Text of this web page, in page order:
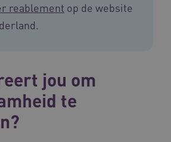
reablement op de website
jou om
te
en technische cookies zorgen
website werkt. Deze cookies
.youtube.com
www.vilans.nl